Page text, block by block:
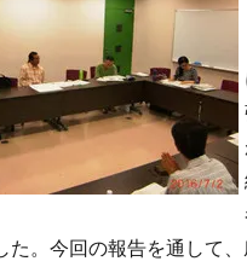
た。今回の報告を通して